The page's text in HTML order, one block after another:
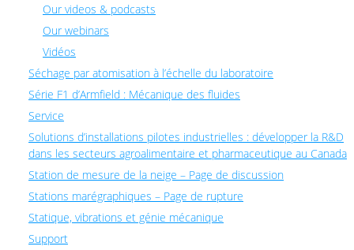
Our videos & podcasts
Our webinars
Vidéos
Séchage par atomisation à l’échelle du laboratoire
Série F1 d’Armfield : Mécanique des fluides
Service
Solutions d’installations pilotes industrielles : développer la R&D
dans les secteurs agroalimentaire et pharmaceutique au Canada
Station de mesure de la neige – Page de discussion
Stations marégraphiques – Page de rupture
Statique, vibrations et génie mécanique
Support